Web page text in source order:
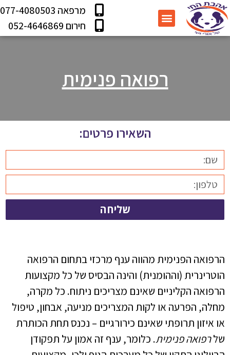
מרפאה 077-4080503
חירום 052-4646869
רפואה פנימית
הרפואה הפנימית מהווה ענף מרכזי בתחום הרפואה
הוטרינרית (וההומנית) והינה הבסיס של כל מקצועות
הרפואה הקליניים שאינם מצריכים ניתוח. כל מקרה,
מחלה, הפרעה או לקות המצריכים מניעה, אבחון, טיפול
או איזון תרופתי שאינם כירורגיים – נכנס תחת הכותרת
שלרפואה פנימית. כלומר, ענף זה אמון על תפקודן
השאירו פרטים:
שליחה